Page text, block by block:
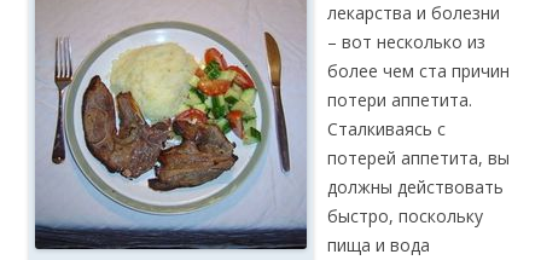
лекарства и болезни
– вот несколько из
более чем ста причин
потери аппетита.
Сталкиваясь с
потерей аппетита, вы
должны действовать
быстро, поскольку
пища и вода